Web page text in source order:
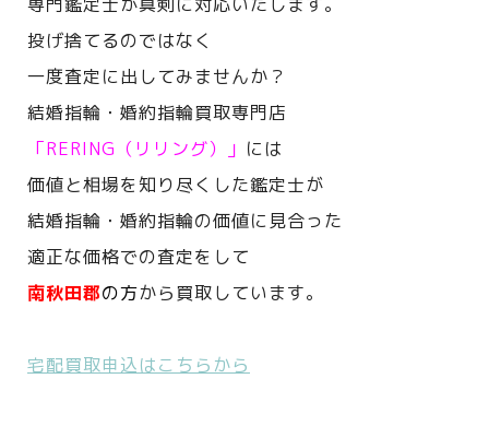
投げ捨てるのではなく
一度査定に出してみませんか？
結婚指輪・婚約指輪買取専門店
「RERING（リリング）」 には
価値と相場を知り尽くした鑑定士が
結婚指輪・婚約指輪の価値に見合った
適正な価格での査定をして
南秋田郡の方から買取しています。
宅配買取申込はこちらから